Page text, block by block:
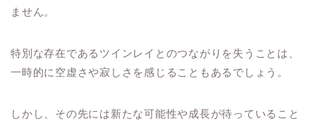
ません。
特別な存在であるツインレイとのつながりを失うことは、
一時的に空虚さや寂しさを感じることもあるでしょう。
しかし、その先には新たな可能性や成長が待っていること